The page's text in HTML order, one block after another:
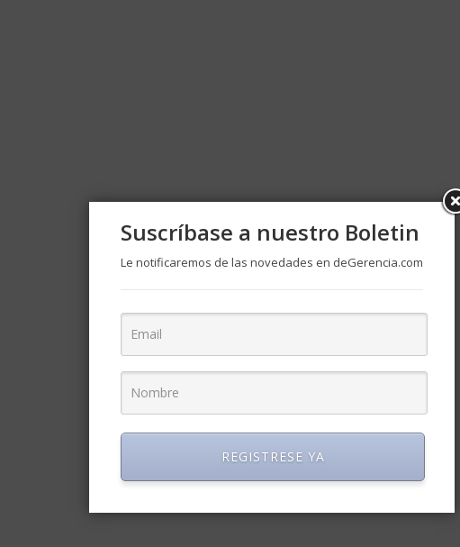
Suscríbase a nuestro Boletin
Le notificaremos de las novedades en deGerencia.com
REGISTRESE YA